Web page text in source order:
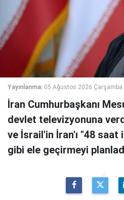
Yayınlanma: 05 Ağustos 2026 Çarşamba
İran Cumhurbaşkanı
devlet televizyonuna
ve İsrail'in İran'ı "48 saat
gibi ele geçirmeyi